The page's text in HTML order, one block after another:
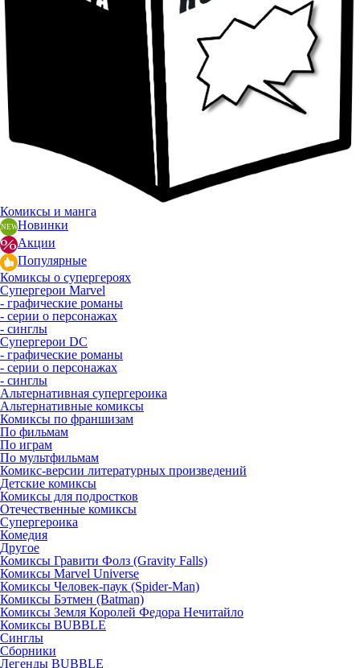
Комиксы и манга
Новинки
Акции
Популярные
Комиксы о супергероях
Супергерои Marvel
- графические романы
- серии о персонажах
- синглы
Супергерои DC
- графические романы
- серии о персонажах
- синглы
Альтернативная супергероика
Альтернативные комиксы
Комиксы по франшизам
По фильмам
По играм
По мультфильмам
Комикс-версии литературных произведений
Детские комиксы
Комиксы для подростков
Отечественные комиксы
Супергероика
Комедия
Другое
Комиксы Гравити Фолз (Gravity Falls)
Комиксы Marvel Universe
Комиксы Человек-паук (Spider-Man)
Комиксы Бэтмен (Batman)
Комиксы Земля Королей Федора Нечитайло
Комиксы BUBBLE
Синглы
Сборники
Легенды BUBBLE